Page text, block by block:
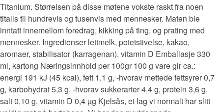
Titanium. Størrelsen på disse møtene vokste raskt fra noen
titalls til hundrevis og tusenvis med mennesker. Maten ble
inntatt innemellom foredrag, kikking på ting, og prating med
mennesker. Ingredienser lettmelk, potetstivelse, kakao,
aromaer, stabilisator (karragenan), vitamin D Emballasje 330
ml, kartong Næringsinnhold per 100gr 100 g vare gir ca.:
energi 191 kJ (45 kcal), fett 1,1 g, -hvorav mettede fettsyrer 0,7
g, karbohydrat 5,3 g, -hvorav sukkerarter 4,4 g, protein 3,6 g,
salt 0,10 g, vitamin D 0,4 µg Kjelsås, et lag vi normalt har slitt